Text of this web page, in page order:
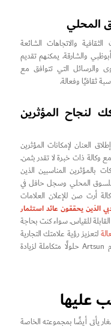
المحلي
والاتجاهات الشائعة
والشارقة. يمكنهم تقديم
والرسائل التي تتوافق مع
ثقافيًا وفعالة.
لنجاح المؤثرين
العنان لإمكانات المؤثرين
وكالة ذات خبرة لا تقدر بثمن.
بالمؤثرين المناسبين الذين
المحلي وسجل حافل في
أرت صن للإعلان العلامات
الذين يحققون عائد استثمار
للقياس. سواء كنت بحاجة
لتعزيز رؤية علامتك التجارية
لحملاتك، تقدم Artsun حلولًا متكاملة لزيادة
عليها
يأتي أيضًا بمجموعته الخاصة